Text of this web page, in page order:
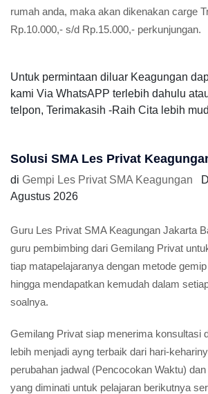
rumah anda, maka akan dikenakan carge
Rp.10.000,- s/d Rp.15.000,- perkunjungan.
Untuk permintaan diluar Keagungan
kami Via WhatsAPP terlebih dahulu
telpon, Terimakasih -Raih Cita lebih
Solusi SMA Les Privat
di Gempi Les Privat SMA Keagungan
Agustus 2026
Guru Les Privat SMA Keagungan Jakarta
guru pembimbing dari Gemilang Privat
tiap matapelajaranya dengan metode
hingga mendapatkan kemudah dalam
soalnya.
Gemilang Privat siap menerima konsultasi
lebih menjadi ayng terbaik dari hari-
perubahan jadwal (Pencocokan Waktu)
yang diminati untuk pelajaran berikutnya